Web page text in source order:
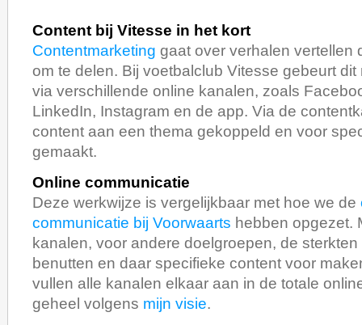
Content bij Vitesse in het kort
Contentmarketing gaat over verhalen vertellen
om te delen. Bij voetbalclub Vitesse gebeurt
via verschillende online kanalen, zoals
LinkedIn, Instagram en de app. Via de
content aan een thema gekoppeld en voor
gemaakt.
Online communicatie
Deze werkwijze is vergelijkbaar met hoe we de
communicatie bij Voorwaarts hebben opgezet.
kanalen, voor andere doelgroepen, de
benutten en daar specifieke content voor
vullen alle kanalen elkaar aan in de totale
geheel volgens mijn visie.